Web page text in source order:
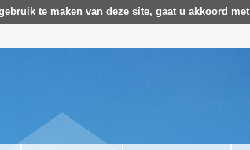
te maken van deze site, gaat u akkoord